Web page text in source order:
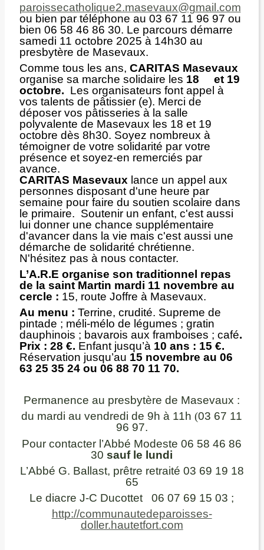
paroissecatholique2.masevaux@gmail.com
ou bien par téléphone au 03 67 11 96 97 ou
bien 06 58 46 86 30. Le parcours démarre
samedi 11 octobre 2025 à 14h30 au
presbytère de Masevaux.
Comme tous les ans, CARITAS Masevaux
organise sa marche solidaire les 18 et 19
octobre. Les organisateurs font appel à
vos talents de pâtissier (e). Merci de
déposer vos pâtisseries à la salle
polyvalente de Masevaux les 18 et 19
octobre dès 8h30. Soyez nombreux à
témoigner de votre solidarité par votre
présence et soyez-en remerciés par
avance.
CARITAS Masevaux lance un appel aux
personnes disposant d'une heure par
semaine pour faire du soutien scolaire dans
le primaire. Soutenir un enfant, c'est aussi
lui donner une chance supplémentaire
d'avancer dans la vie mais c'est aussi une
démarche de solidarité chrétienne.
N'hésitez pas à nous contacter.
L’A.R.E organise son traditionnel repas
de la saint Martin mardi 11 novembre au
cercle : 15, route Joffre à Masevaux.
Au menu : Terrine, crudité. Supreme de
pintade ; méli-mélo de légumes ; gratin
dauphinois ; bavarois aux framboises ; café.
Prix : 28 €. Enfant jusqu’à 10 ans : 15 €.
Réservation jusqu’au 15 novembre au 06
63 25 35 24 ou 06 88 70 11 70.
Permanence au presbytère de Masevaux :
du mardi au vendredi de 9h à 11h(03 67 11
96 97.
Pour contacter l’Abbé Modeste 06 58 46 86
30sauf le lundi
L’Abbé G. Ballast, prêtre retraité 03 69 19 18
65
Le diacre J-C Ducottet 06 07 69 15 03 ;
http://communautedeparoisses-
doller.hautetfort.com